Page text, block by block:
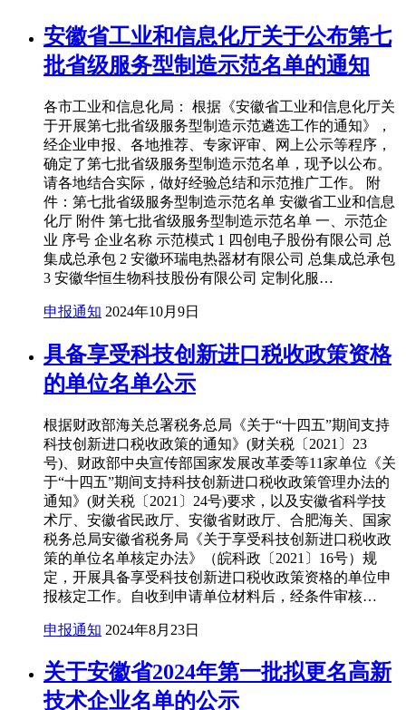
安徽省工业和信息化厅关于公布第七
批省级服务型制造示范名单的通知
各市工业和信息化局： 根据《安徽省工业和信息化厅关
于开展第七批省级服务型制造示范遴选工作的通知》，
经企业申报、各地推荐、专家评审、网上公示等程序，
确定了第七批省级服务型制造示范名单，现予以公布。
请各地结合实际，做好经验总结和示范推广工作。 附
件：第七批省级服务型制造示范名单 安徽省工业和信息
化厅 附件 第七批省级服务型制造示范名单 一、示范企
业 序号 企业名称 示范模式 1 四创电子股份有限公司 总
集成总承包 2 安徽环瑞电热器材有限公司 总集成总承包
3 安徽华恒生物科技股份有限公司 定制化服…
申报通知 2024年10月9日
具备享受科技创新进口税收政策资格
的单位名单公示
根据财政部海关总署税务总局《关于“十四五”期间支持
科技创新进口税收政策的通知》(财关税〔2021〕23
号)、财政部中央宣传部国家发展改革委等11家单位《关
于“十四五”期间支持科技创新进口税收政策管理办法的
通知》(财关税〔2021〕24号)要求，以及安徽省科学技
术厅、安徽省民政厅、安徽省财政厅、合肥海关、国家
税务总局安徽省税务局《关于享受科技创新进口税收政
策的单位名单核定办法》（皖科政〔2021〕16号）规
定，开展具备享受科技创新进口税收政策资格的单位申
报核定工作。自收到申请单位材料后，经条件审核…
申报通知 2024年8月23日
关于安徽省2024年第一批拟更名高新
技术企业名单的公示